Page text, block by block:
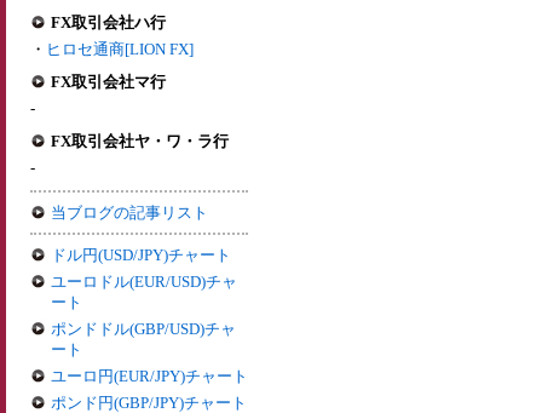
FX取引会社ハ行
・ ヒロセ通商[LION FX]
FX取引会社マ行
-
FX取引会社ヤ・ワ・ラ行
-
当ブログの記事リスト
ドル円(USD/JPY)チャート
ユーロドル(EUR/USD)チャ
ート
ポンドドル(GBP/USD)チャ
ート
ユーロ円(EUR/JPY)チャート
ポンド円(GBP/JPY)チャート